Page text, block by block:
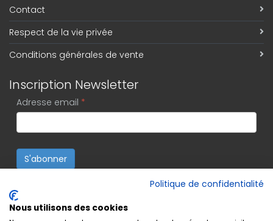
Contact
Respect de la vie privée
Conditions générales de vente
Inscription Newsletter
Adresse email *
S'abonner
Politique de confidentialité
Nous utilisons des cookies